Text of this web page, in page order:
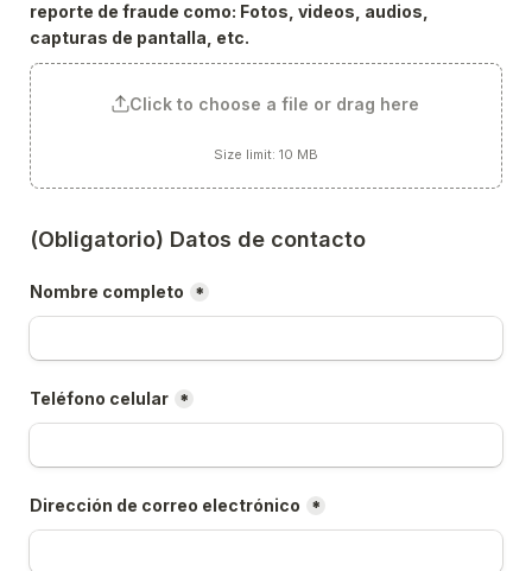
reporte de fraude como: Fotos, videos, audios,
capturas de pantalla, etc.
Click to choose a file or drag here
Size limit: 10 MB
(Obligatorio) Datos de contacto
Nombre completo *
Teléfono celular *
Dirección de correo electrónico *